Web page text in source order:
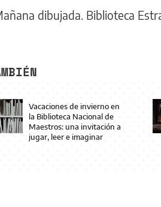
dibujada. Biblioteca
Vacaciones de invierno en
la Biblioteca Nacional de
Maestros: una invitación a
jugar, leer e imaginar